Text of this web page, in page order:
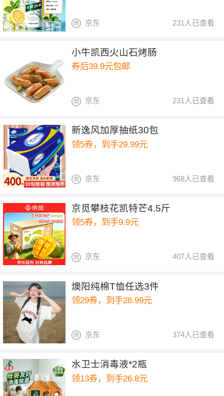
231人已查看
京东
小牛凯西火山石烤肠
券后39.9元包邮
231人已查看
京东
新逸风加厚抽纸30包
领5券，到手29.99元
968人已查看
京东
京觅攀枝花凯特芒4.5斤
领5券，到手9.9元
407人已查看
京东
燠阳纯棉T恤任选3件
领29券，到手28.99元
374人已查看
京东
水卫士消毒液*2瓶
领13券，到手26.8元